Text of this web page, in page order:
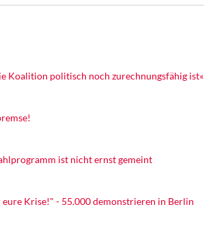
Moderne
Stiftung
Koalition politisch noch zurechnungsfähig ist«
ist nicht ernst gemeint
Krise!" - 55.000 demonstrieren in Berlin